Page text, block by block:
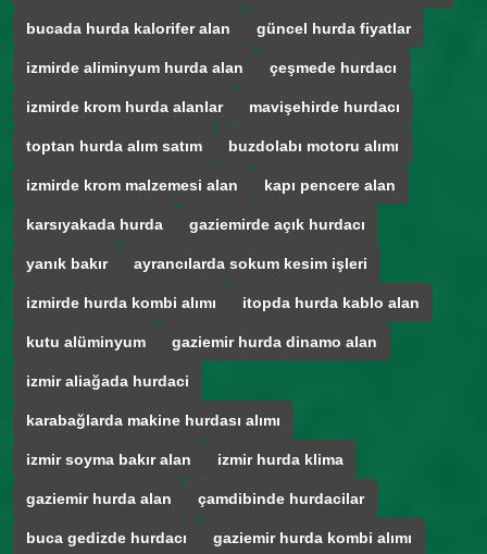
bucada hurda kalorifer alan güncel hurda fiyatlar
izmirde aliminyum hurda alan çeşmede hurdacı
izmirde krom hurda alanlar mavişehirde hurdacı
toptan hurda alım satım buzdolabı motoru alımı
izmirde krom malzemesi alan kapı pencere alan
karsıyakada hurda gaziemirde açık hurdacı
yanık bakır ayrancılarda sokum kesim işleri
izmirde hurda kombi alımı itopda hurda kablo alan
kutu alüminyum gaziemir hurda dinamo alan
izmir aliağada hurdaci
karabağlarda makine hurdası alımı
izmir soyma bakır alan izmir hurda klima
gaziemir hurda alan çamdibinde hurdacilar
buca gedizde hurdacı gaziemir hurda kombi alımı